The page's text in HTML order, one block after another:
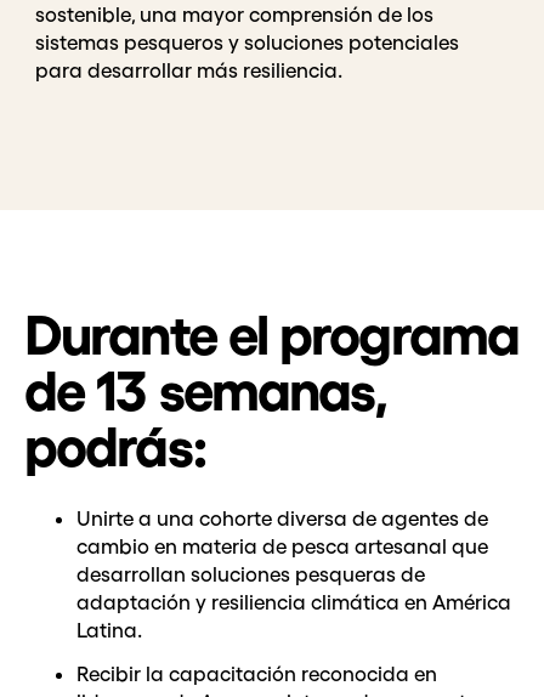
sostenible, una mayor comprensión de los
sistemas pesqueros y soluciones potenciales
para desarrollar más resiliencia.
Durante el programa
de 13 semanas,
podrás:
Unirte a una cohorte diversa de agentes de
cambio en materia de pesca artesanal que
desarrollan soluciones pesqueras de
adaptación y resiliencia climática en América
Latina.
Recibir la capacitación reconocida en